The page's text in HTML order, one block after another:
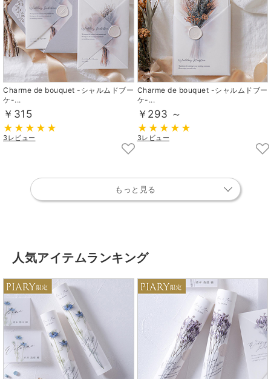
Charme de bouquet -シャルムドブー
ケ-...
￥315
3レビュー
Charme de bouquet -シャルムドブー
ケ-...
￥293 ～
3レビュー
もっと見る
人気アイテムランキング